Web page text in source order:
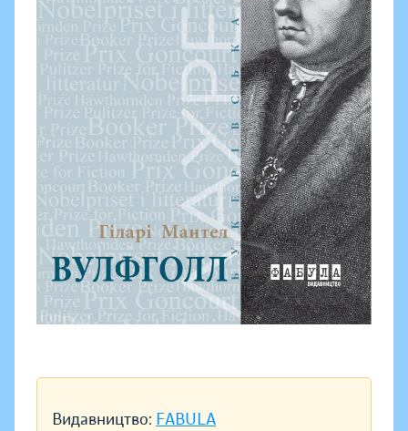
Видавництво: FABULA